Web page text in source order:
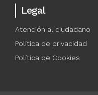
Legal
Atención al ciudadano
Política de privacidad
Política de Cookies